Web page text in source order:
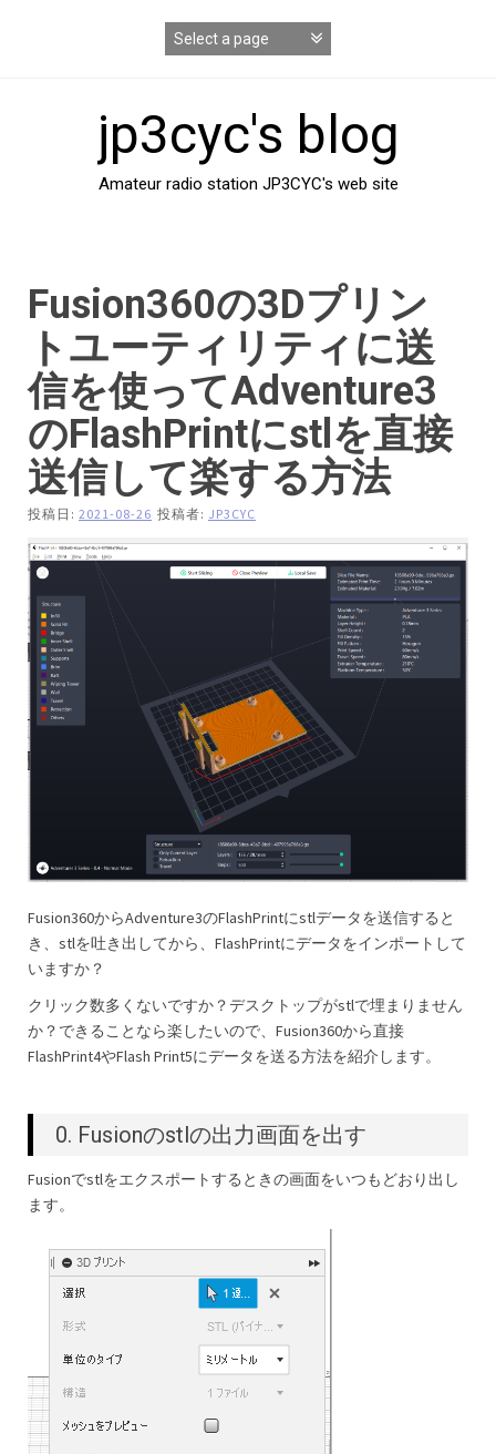
jp3cyc's blog
Amateur radio station JP3CYC's web site
Fusion360の3Dプリン
トユーティリティに送
信を使ってAdventure3
のFlashPrintにstlを直接
送信して楽する方法
投稿日: 2021-08-26 投稿者: JP3CYC
Fusion360からAdventure3のFlashPrintにstlデータを送信すると
き、stlを吐き出してから、FlashPrintにデータをインポートして
いますか？
クリック数多くないですか？デスクトップがstlで埋まりません
か？できることなら楽したいので、Fusion360から直接
FlashPrint4やFlash Print5にデータを送る方法を紹介します。
0. Fusionのstlの出力画面を出す
Fusionでstlをエクスポートするときの画面をいつもどおり出し
ます。